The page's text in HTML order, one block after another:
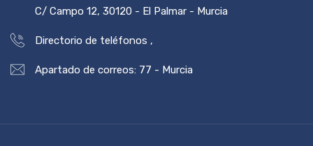
C/ Campo 12, 30120 - El Palmar - Murcia
Directorio de teléfonos ,
Apartado de correos: 77 - Murcia